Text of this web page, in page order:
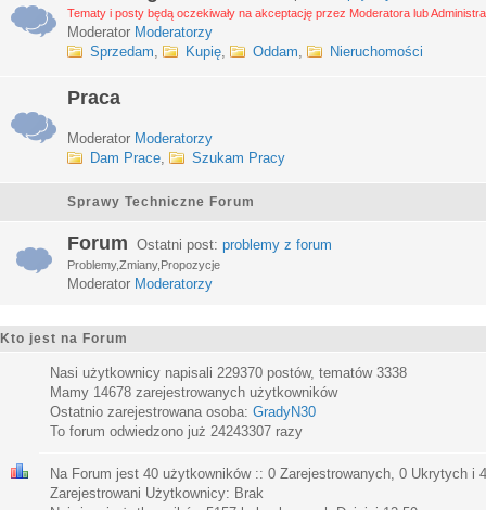
Tematy i posty będą oczekiwały na akceptację przez Moderatora lub
Moderator Moderatorzy
Sprzedam, Kupię, Oddam, Nieruchomości
Praca
Moderator Moderatorzy
Dam Prace, Szukam Pracy
Sprawy Techniczne Forum
Forum Ostatni post: problemy z forum
Problemy,Zmiany,Propozycje
Moderator Moderatorzy
Kto jest na Forum
Nasi użytkownicy napisali 229370 postów, tematów 3338
Mamy 14678 zarejestrowanych użytkowników
Ostatnio zarejestrowana osoba: GradyN30
To forum odwiedzono już 24243307 razy
Na Forum jest 40 użytkowników :: 0 Zarejestrowanych, 0 Ukrytych i
Zarejestrowani Użytkownicy: Brak